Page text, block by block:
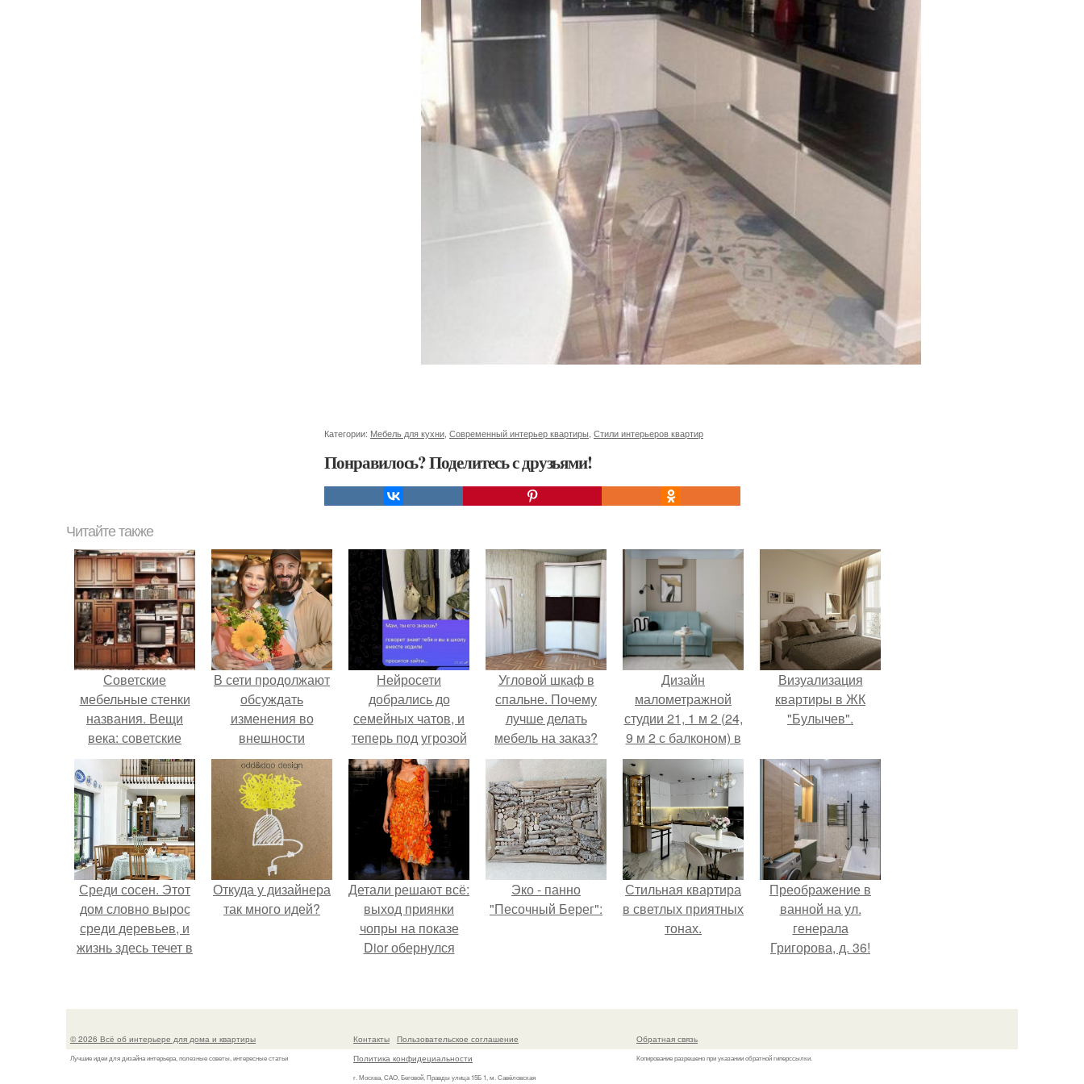
Категории: Мебель для кухни Современный интерьер квартиры Стили интерьеров квартир
Понравилось? Поделитесь с друзьями!
Читайте также
Советские
мебельные стенки
названия. Вещи
века: советские
стенки 80-х.
В сети продолжают
обсуждать
изменения во
внешности
актрисы.
Нейросети
добрались до
семейных чатов, и
теперь под угрозой
мамины нервы.
Угловой шкаф в
спальне. Почему
лучше делать
мебель на заказ?
Дизайн
малометражной
студии 21, 1 м 2 (24,
9 м 2 с балконом) в
Краснодаре.
Визуализация
квартиры в ЖК
"Булычев".
Среди сосен. Этот
дом словно вырос
среди деревьев, и
жизнь здесь течет в
спешки и лишнего
Откуда у дизайнера
так много идей?
Детали решают всё:
выход приянки
чопры на показе
Dior обернулся
пошива.
Эко - панно
"Песочный Берег":
Стильная квартира
в светлых приятных
тонах.
Преображение в
ванной на ул.
генерала
Григорова, д. 36!
© 2026 Всё об интерьере для дома и квартиры
Лучшие идеи для дизайна интерьера, полезные советы, интересные статьи
Контакты
Пользовательское соглашение
Политика конфидециальности
г. Москва, САО, Беговой, Правды улица 15Б 1, м. Савёловская
Обратная связь
Копирование разрешено при указании обратной гиперссылки.